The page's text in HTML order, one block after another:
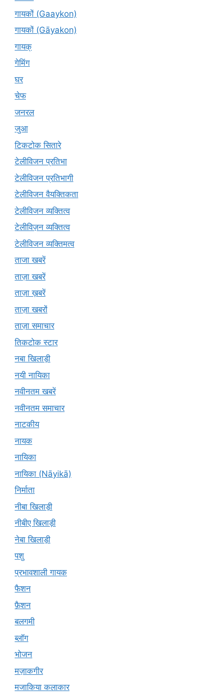
गायकों (Gaaykon)
गायकों (Gāyakon)
गायक्
गेमिंग
घर
चेफ
जनरल
जुआ
टिकटोक सितारे
टेलीविजन प्रतिभा
टेलीविजन प्रतिभागी
टेलीविजन वैयक्तिकता
टेलीविजन व्यक्तित्व
टेलीविज़न व्यक्तित्व
टेलीविजन व्यक्तिमत्व
ताजा खबरें
ताज़ा खबरें
ताज़ा ख़बरें
ताज़ा खबरों
ताज़ा समाचार
तिकटोक स्टार
नबा खिलाड़ी
नयी नायिका
नवीनतम खबरें
नवीनतम समाचार
नाटकीय
नायक
नायिका
नायिका (Nāyikā)
निर्माता
नीबा खिलाड़ी
नीबीए खिलाड़ी
नेबा खिलाड़ी
पशु
प्रभावशाली गायक
फैशन
फ़ैशन
बलगमी
ब्लॉग
भोजन
मज़ाकगीर
मजाकिया कलाकार